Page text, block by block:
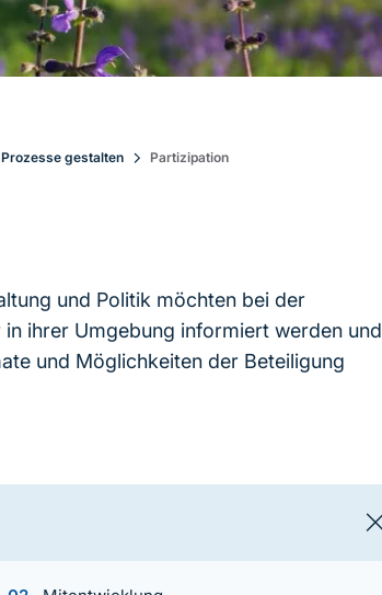
Prozesse gestalten Partizipation
und Politik möchten bei der
ihrer Umgebung informiert werden und
und Möglichkeiten der Beteiligung